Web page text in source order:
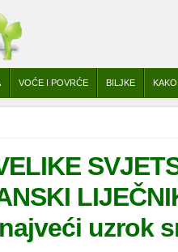
VOĆE I POVRĆE BILJKE
uzrok